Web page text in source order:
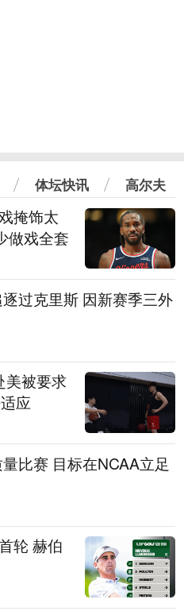
体坛快讯 高尔夫
掩饰太
做戏全套
过克里斯 因新赛季三外
美被要求
应
比赛 目标在NCAA立足
轮 赫伯